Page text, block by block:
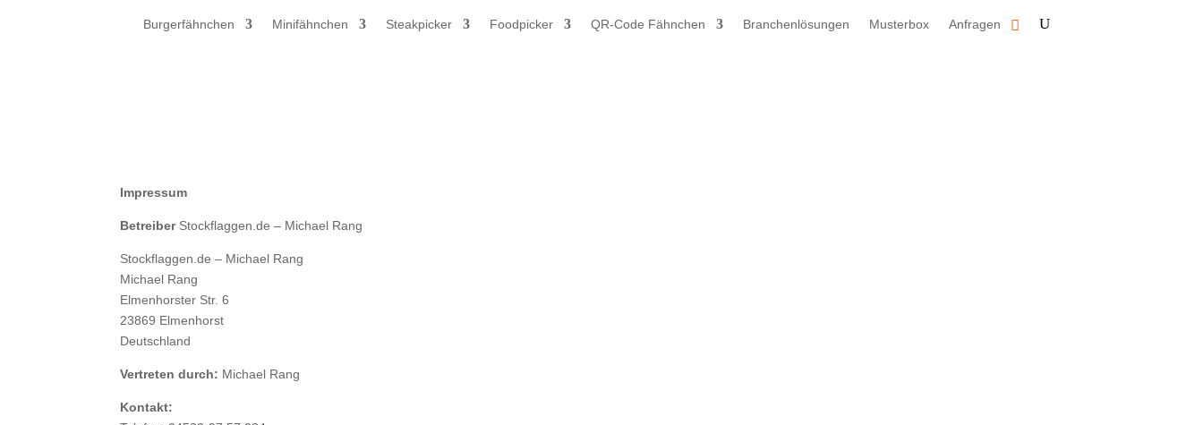
Burgerfähnchen Minifähnchen Steakpicker Foodpicker QR-Code Fähnchen Branchenlösungen Musterbox Anfragen
Impressum
Betreiber Stockflaggen.de – Michael Rang
Stockflaggen.de – Michael Rang
Michael Rang
Elmenhorster Str. 6
23869 Elmenhorst
Deutschland
Vertreten durch: Michael Rang
Kontakt: